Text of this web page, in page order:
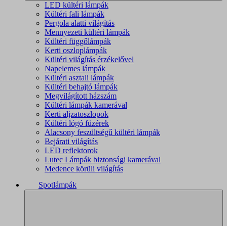
LED kültéri lámpák
Kültéri fali lámpák
Pergola alatti világítás
Mennyezeti kültéri lámpák
Kültéri függőlámpák
Kerti oszloplámpák
Kültéri világítás érzékelővel
Napelemes lámpák
Kültéri asztali lámpák
Kültéri behajtó lámpák
Megvilágított házszám
Kültéri lámpák kamerával
Kerti aljzatoszlopok
Kültéri lógó füzérek
Alacsony feszültségű kültéri lámpák
Bejárati világítás
LED reflektorok
Lutec Lámpák biztonsági kamerával
Medence körüli világítás
Spotlámpák